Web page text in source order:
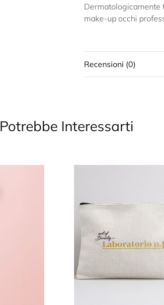
Dermatologicamente
make-up occhi
Recensioni (0)
Potrebbe Interessarti